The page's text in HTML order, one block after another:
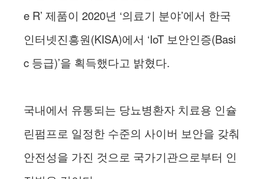
e R’ 제품이 2020년 ‘의료기 분야’에서 한국
인터넷진흥원(KISA)에서 ‘IoT 보안인증(Basi
c 등급)’을 획득했다고 밝혔다.
국내에서 유통되는 당뇨병환자 치료용 인슐
린펌프로 일정한 수준의 사이버 보안을 갖춰
안전성을 가진 것으로 국가기관으로부터 인